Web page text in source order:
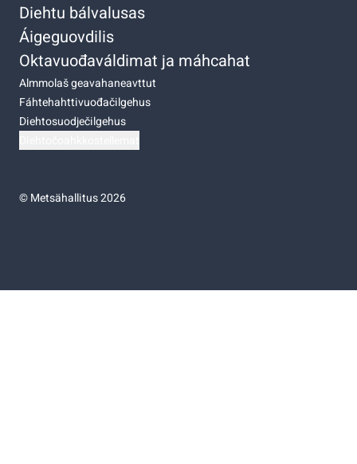
Diehtu bálvalusas
Áigeguovdilis
Oktavuođaváldimat ja máhcahat
Almmolaš geavahaneavttut
Fáhtehahttivuođačilgehus
Diehtosuodječilgehus
©Metsähallitus 2026